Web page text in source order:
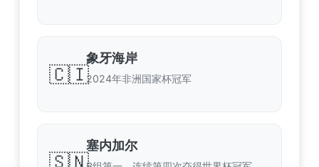
🇨🇮
象牙海岸
2024年非洲国家杯冠军
🇸🇳
塞内加尔